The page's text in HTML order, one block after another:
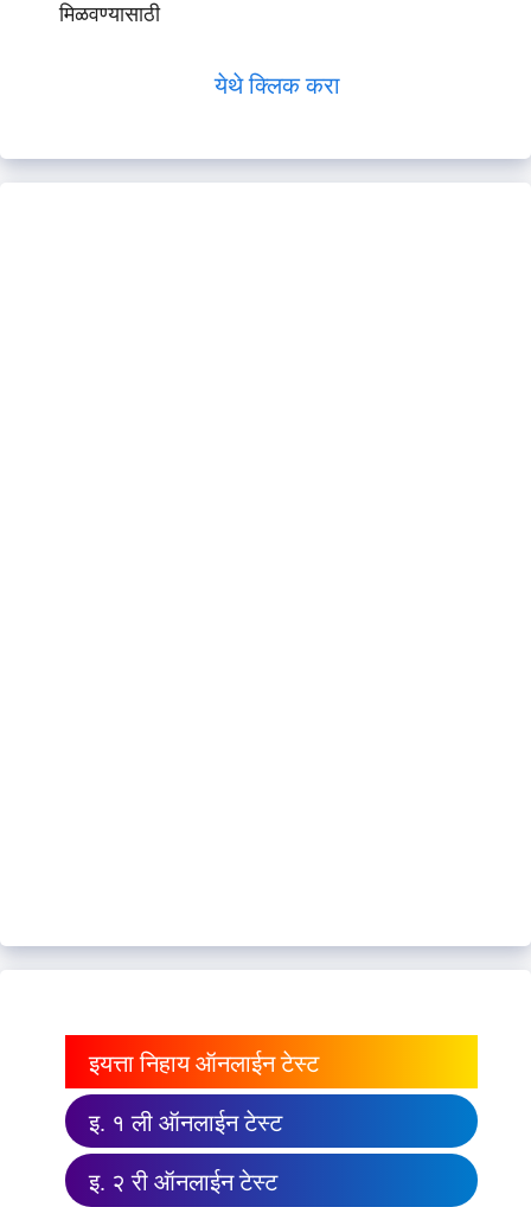
मिळवण्यासाठी
येथे क्लिक करा
इयत्ता निहाय ऑनलाईन टेस्ट
इ. १ ली ऑनलाईन टेस्ट
इ. २ री ऑनलाईन टेस्ट